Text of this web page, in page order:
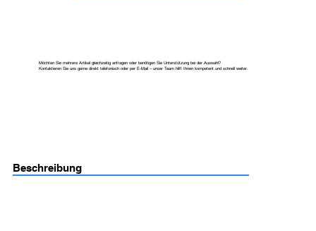
Möchten Sie mehrere Artikel gleichzeitig anfragen oder benötigen Sie Unterstützung bei der Auswahl?
Kontaktieren Sie uns gerne direkt telefonisch oder per E-Mail – unser Team hilft Ihnen kompetent und schnell weiter.
Beschreibung